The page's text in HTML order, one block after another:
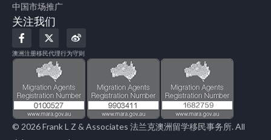
中国市场推广
关注我们
F
a
c
e
o
k
-
f
X
-
t
w
i
t
t
e
r
W
e
i
b
澳洲注册移民代理行为守则
© 2026 Frank L Z & Associates 法兰克澳洲留学移民事务所. All